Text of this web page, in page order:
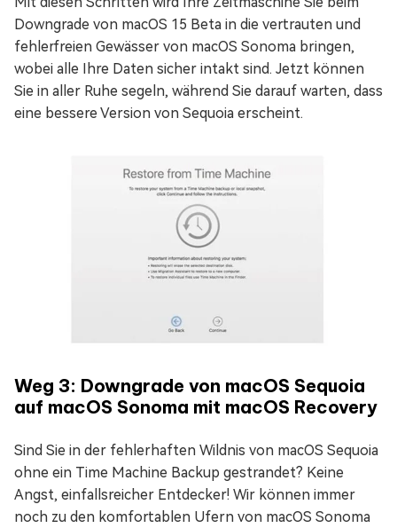
Downgrade von macOS 15 Beta in die vertrauten und
fehlerfreien Gewässer von macOS Sonoma bringen,
wobei alle Ihre Daten sicher intakt sind. Jetzt können
Sie in aller Ruhe segeln, während Sie darauf warten, dass
eine bessere Version von Sequoia erscheint.
Weg 3: Downgrade von macOS Sequoia
auf macOS Sonoma mit macOS Recovery
Sind Sie in der fehlerhaften Wildnis von macOS Sequoia
ohne ein Time Machine Backup gestrandet? Keine
Angst, einfallsreicher Entdecker! Wir können immer
noch zu den komfortablen Ufern von macOS Sonoma